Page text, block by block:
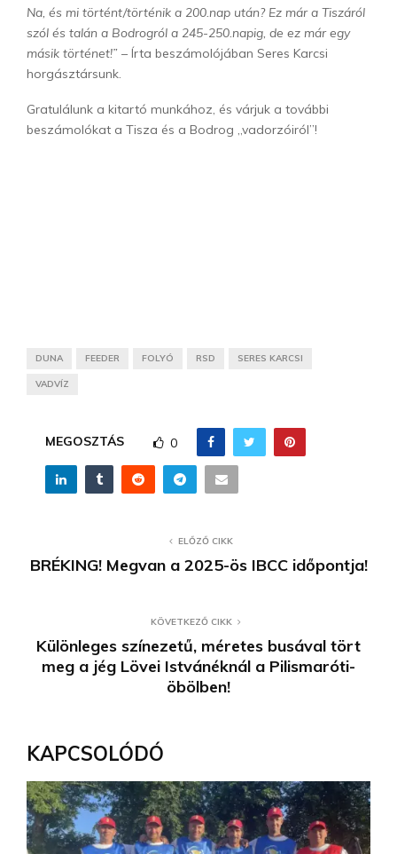
Na, és mi történt/történik a 200.nap után? Ez már a Tiszáról
szól és talán a Bodrogról a 245-250.napig, de ez már egy
másik történet!” – Írta beszámolójában Seres Karcsi
horgásztársunk.
Gratulálunk a kitartó munkához, és várjuk a további
beszámolókat a Tisza és a Bodrog „vadorzóiról”!
DUNA FEEDER FOLYÓ RSD SERES KARCSI
VADVÍZ
MEGOSZTÁS 0
ELŐZŐ CIKK
BRÉKING! Megvan a 2025-ös IBCC időpontja!
KÖVETKEZŐ CIKK
Különleges színezetű, méretes busával tört
meg a jég Lövei Istvánéknál a Pilismaróti-
öbölben!
KAPCSOLÓDÓ